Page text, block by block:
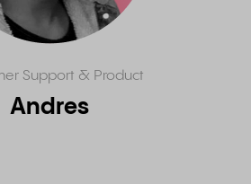
Support & Product
Andres